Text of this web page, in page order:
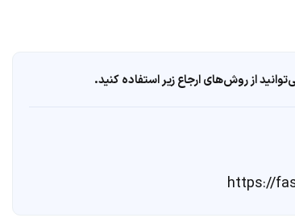
از روش‌های ارجاع زیر استفاده کنید.